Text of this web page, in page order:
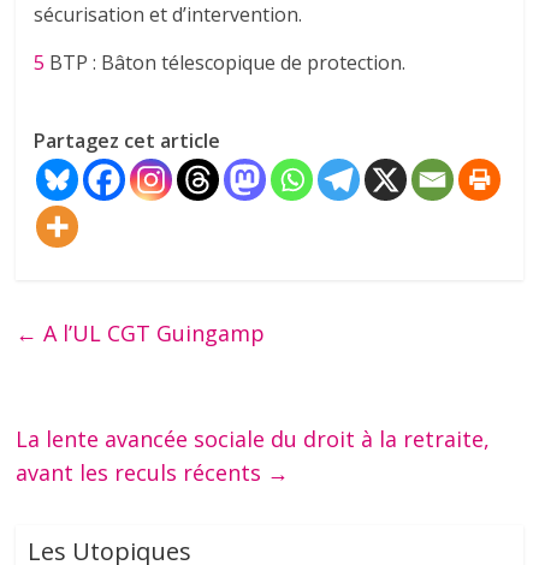
sécurisation et d’intervention.
5 BTP : Bâton télescopique de protection.
Partagez cet article
← A l’UL CGT Guingamp
La lente avancée sociale du droit à la retraite,
avant les reculs récents →
Les Utopiques